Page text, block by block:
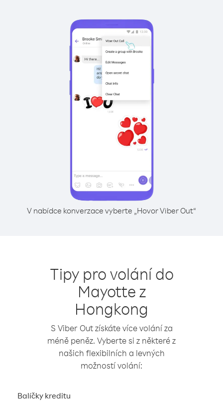
V nabídce konverzace vyberte „Hovor Viber Out“
Tipy pro volání do
Mayotte z
Hongkong
S Viber Out získáte více volání za
méně peněz. Vyberte si z některé z
našich flexibilních a levných
možností volání:
Balíčky kreditu